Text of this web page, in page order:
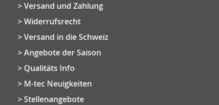
Versand und Zahlung
Widerrufsrecht
Versand in die Schweiz
Angebote der Saison
Qualitäts Info
M-tec Neuigkeiten
Stellenangebote